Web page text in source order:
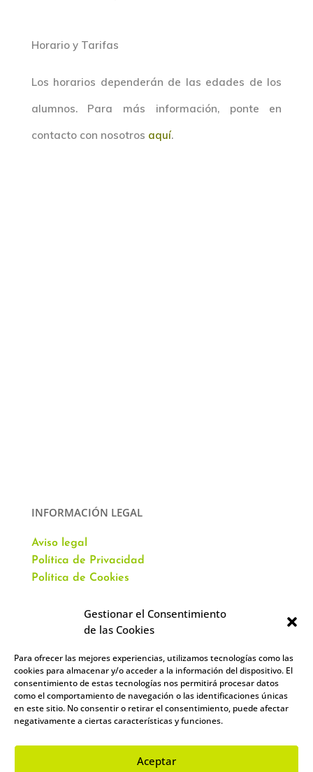
Gestionar el Consentimiento
de las Cookies
Para ofrecer las mejores experiencias, utilizamos tecnologías como las
cookies para almacenar y/o acceder a la información del dispositivo. El
consentimiento de estas tecnologías nos permitirá procesar datos
como el comportamiento de navegación o las identificaciones únicas
en este sitio. No consentir o retirar el consentimiento, puede afectar
negativamente a ciertas características y funciones.
Aceptar
Horario y Tarifas
Los horarios dependerán de las edades de los
alumnos. Para más información, ponte en
contacto con nosotros aquí.
INFORMACIÓN LEGAL
Aviso legal
Política de Privacidad
Política de Cookies
CONTACTO
Av. Virgen del Val, 51
Alcalá de Henares,